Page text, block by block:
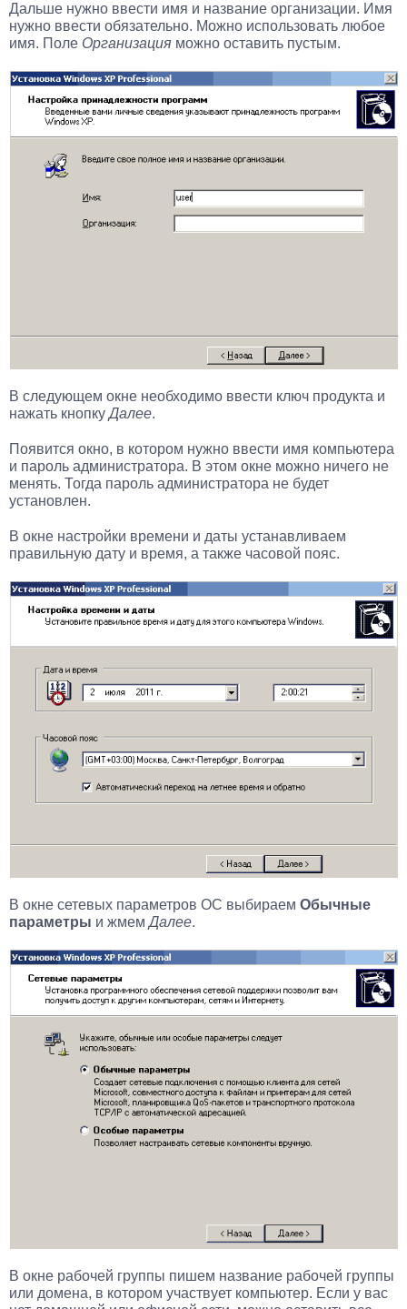
Дальше нужно ввести имя и название организации. Имя
нужно ввести обязательно. Можно использовать любое
имя. Поле Организация можно оставить пустым.
В следующем окне необходимо ввести ключ продукта и
нажать кнопкуДалее.
Появится окно, в котором нужно ввести имя компьютера
и пароль администратора. В этом окне можно ничего не
менять. Тогда пароль администратора не будет
установлен.
В окне настройки времени и даты устанавливаем
правильную дату и время, а также часовой пояс.
В окне сетевых параметров ОС выбираем Обычные
параметры и жмемДалее.
В окне рабочей группы пишем название рабочей группы
или домена, в котором участвует компьютер. Если у вас